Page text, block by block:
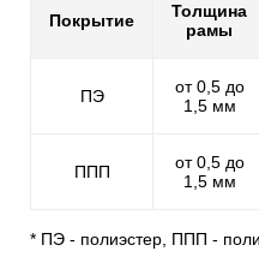
Покрытие
Толщина
рамы
ПЭ
от 0,5 до
1,5 мм
ППП
от 0,5 до
1,5 мм
* ПЭ - полиэстер, ППП -